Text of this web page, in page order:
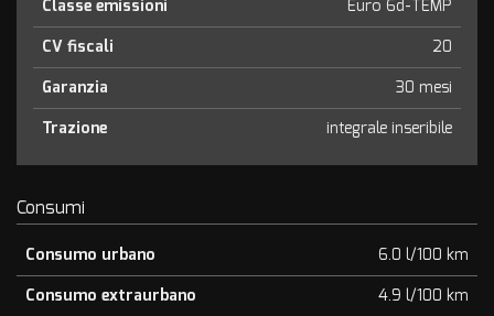
Classe emissioni
Euro 6d-TEMP
CV fiscali
20
Garanzia
30 mesi
Trazione
integrale inseribile
Consumi
Consumo urbano
6.0 l/100 km
Consumo extraurbano
4.9 l/100 km